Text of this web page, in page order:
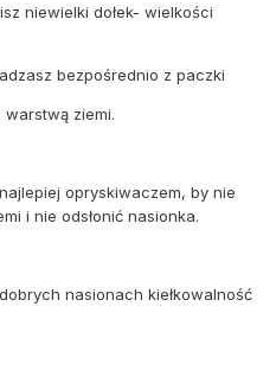
niewielki dołek- wielkości
bezpośrednio z paczki
ziemi.
opryskiwaczem, by nie
i nie odsłonić nasionka.
nasionach kiełkowalność